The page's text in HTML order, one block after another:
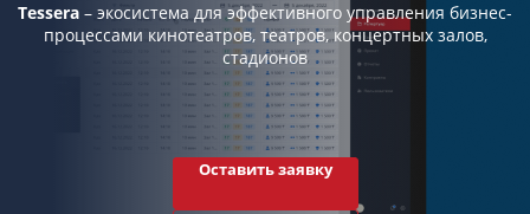
Tessera – экосистема для эффективного управления бизнес-
процессами кинотеатров, театров, концертных залов,
стадионов
Оставить заявку